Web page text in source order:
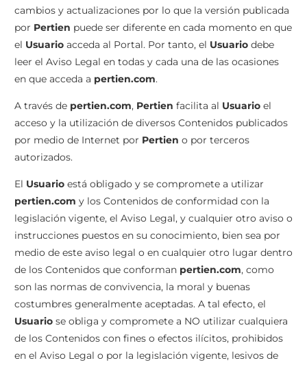
cambios y actualizaciones por lo que la versión publicada
por Pertien puede ser diferente en cada momento en que
el Usuario acceda al Portal. Por tanto, el Usuario debe
leer el Aviso Legal en todas y cada una de las ocasiones
en que acceda a pertien.com.
A través de pertien.com, Pertien facilita al Usuario el
acceso y la utilización de diversos Contenidos publicados
por medio de Internet por Pertien o por terceros
autorizados.
El Usuario está obligado y se compromete a utilizar
pertien.com y los Contenidos de conformidad con la
legislación vigente, el Aviso Legal, y cualquier otro aviso o
instrucciones puestos en su conocimiento, bien sea por
medio de este aviso legal o en cualquier otro lugar dentro
de los Contenidos que conforman pertien.com, como
son las normas de convivencia, la moral y buenas
costumbres generalmente aceptadas. A tal efecto, el
Usuario se obliga y compromete a NO utilizar cualquiera
de los Contenidos con fines o efectos ilícitos, prohibidos
en el Aviso Legal o por la legislación vigente, lesivos de